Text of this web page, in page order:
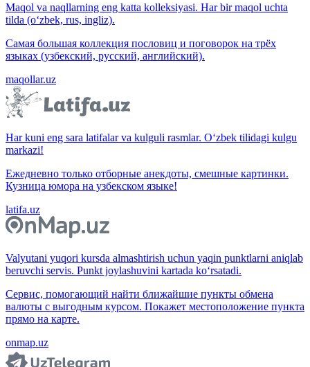
Maqol va naqllarning eng katta kolleksiyasi. Har bir maqol uchta
tilda (o‘zbek, rus, ingliz).
Самая большая коллекция пословиц и поговорок на трёх
языках (узбекский, русский, английский).
maqollar.uz
Har kuni eng sara latifalar va kulguli rasmlar. O‘zbek tilidagi kulgu
markazi!
Ежедневно только отборные анекдоты, смешные картинки.
Кузница юмора на узбекском языке!
latifa.uz
Valyutani yuqori kursda almashtirish uchun yaqin punktlarni aniqlab
beruvchi servis. Punkt joylashuvini kartada ko‘rsatadi.
Сервис, помогающий найти ближайшие пункты обмена
валюты с выгодным курсом. Покажет местоположение пункта
прямо на карте.
onmap.uz